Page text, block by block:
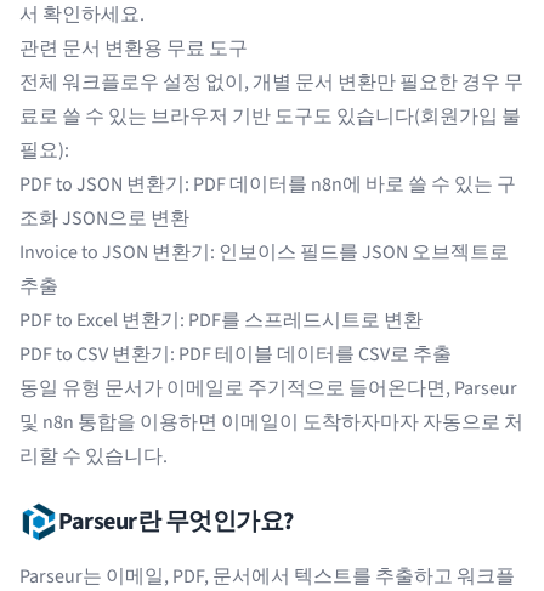
서 확인하세요.
관련 문서 변환용 무료 도구
전체 워크플로우 설정 없이, 개별 문서 변환만 필요한 경우 무
료로 쓸 수 있는 브라우저 기반 도구도 있습니다(회원가입 불
필요):
PDF to JSON 변환기: PDF 데이터를 n8n에 바로 쓸 수 있는 구
조화 JSON으로 변환
Invoice to JSON 변환기: 인보이스 필드를 JSON 오브젝트로
추출
PDF to Excel 변환기: PDF를 스프레드시트로 변환
PDF to CSV 변환기: PDF 테이블 데이터를 CSV로 추출
동일 유형 문서가 이메일로 주기적으로 들어온다면, Parseur
및 n8n 통합을 이용하면 이메일이 도착하자마자 자동으로 처
리할 수 있습니다.
Parseur란 무엇인가요?
Parseur는 이메일, PDF, 문서에서 텍스트를 추출하고 워크플